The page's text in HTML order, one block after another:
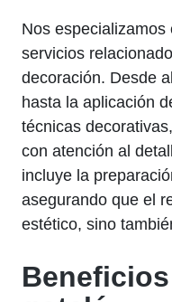
Nos
servicios
decoración. Desde
hasta la aplicación
técnicas
con atención al
incluye la
asegurando que el
estético, sino